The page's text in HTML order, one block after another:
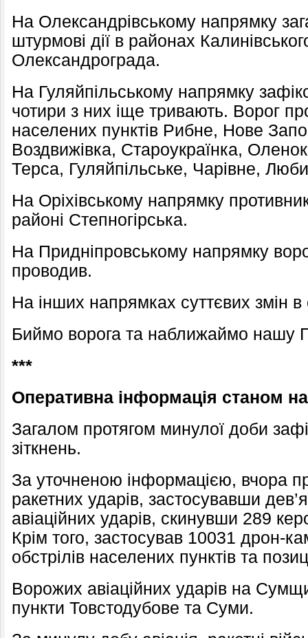
На Олександрівському напрямку
штурмові дії в районах
Олександрограда.
На Гуляйпільському напрямку
чотири з них іще тривають. Ворог
населених пунктів Рибне, Нове
Воздвижівка, Староукраїнка,
Терса, Гуляйпільське, Чарівне,
На Оріхівському напрямку
районі Степногірська.
На Придніпровському напрямку
проводив.
На інших напрямках суттєвих змін в
Биймо ворога та наближаймо нашу
***
Оперативна інформація станом
Загалом протягом минулої доби
зіткнень.
За уточненою інформацією, вчора
ракетних ударів, застосувавши
авіаційних ударів, скинувши 289
Крім того, застосував 10031 дрон-
обстрілів населених пунктів та
Ворожих авіаційних ударів на
пункти Товстодубове та Суми.